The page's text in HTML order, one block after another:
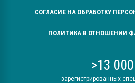
СОГЛАСИЕ НА ОБРАБОТКУ
ПОЛИТИКА В ОТНОШЕНИИ
>13 000
зарегистрированных